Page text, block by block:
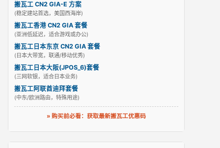
搬瓦工 CN2 GIA-E 方案
(稳定建站首选，美国西海岸)
搬瓦工香港 CN2 GIA 套餐
(亚洲低延迟，适合游戏或办公)
搬瓦工日本东京 CN2 GIA 套餐
(日本大带宽，联通/移动优秀)
搬瓦工日本大阪(JPOS_6)套餐
(三网软银，适合日本业务)
搬瓦工阿联酋迪拜套餐
(中东/欧洲路由，特殊用途)
» 购买前必看：获取最新搬瓦工优惠码